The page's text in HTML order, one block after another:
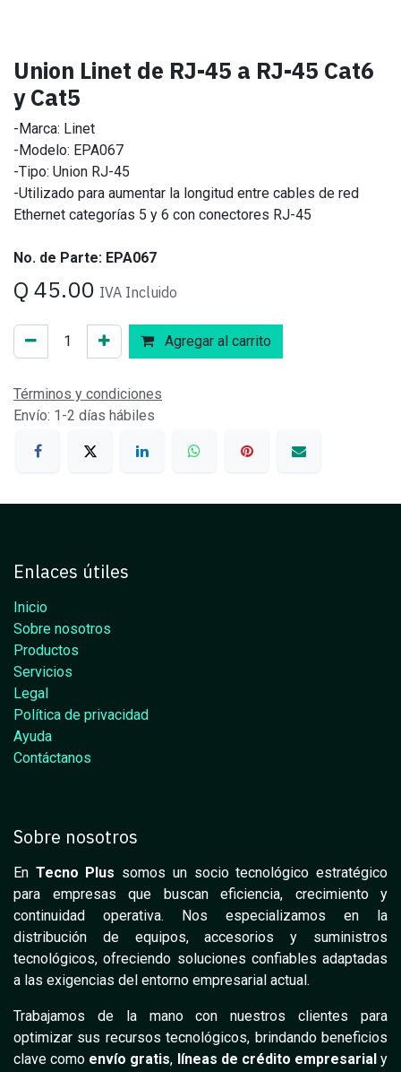
Union Linet de RJ-45 a RJ-45 Cat6
y Cat5
-Marca: Linet
-Modelo: EPA067
-Tipo: Union RJ-45
-Utilizado para aumentar la longitud entre cables de red
Ethernet categorías 5 y 6 con conectores RJ-45
No. de Parte: EPA067
Q 45.00 IVA Incluido
Agregar al carrito
Términos y condiciones
Envío: 1-2 días hábiles
Enlaces útiles
Inicio
Sobre nosotros
Productos
Servicios
Legal
Política de privacidad
Ayuda
Contáctanos
Sobre nosotros
En Tecno Plus somos un socio tecnológico estratégico
para empresas que buscan eficiencia, crecimiento y
continuidad operativa. Nos especializamos en la
distribución de equipos, accesorios y suministros
tecnológicos, ofreciendo soluciones confiables adaptadas
a las exigencias del entorno empresarial actual.
Trabajamos de la mano con nuestros clientes para
optimizar sus recursos tecnológicos, brindando beneficios
clave como envío gratis, líneas de crédito empresarial y